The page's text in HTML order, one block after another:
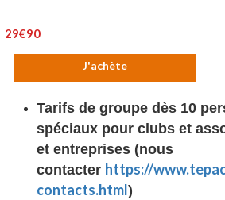
29€90
J'achète
Tarifs de groupe dès 10
spéciaux pour clubs et
et entreprises (nous
contacter https://
contacts.html)